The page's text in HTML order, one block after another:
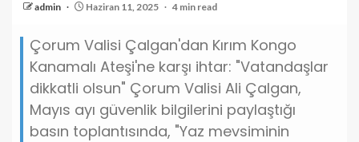
admin Haziran 11, 2025 4 min read
Çorum Valisi Çalgan'dan Kırım Kongo
Kanamalı Ateşi'ne karşı ihtar: "Vatandaşlar
dikkatli olsun" Çorum Valisi Ali Çalgan,
Mayıs ayı güvenlik bilgilerini paylaştığı
basın toplantısında, "Yaz mevsiminin